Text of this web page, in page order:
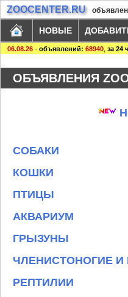
ZOOCENTER.RU
НОВЫЕ
06.08.26 - объявлений: 68940 за 24
ОБЪЯВЛЕНИЯ
СОБАКИ
КОШКИ
ПТИЦЫ
АКВАРИУМ
ГРЫЗУНЫ
ЧЛЕНИСТОНОГИЕ
РЕПТИЛИИ